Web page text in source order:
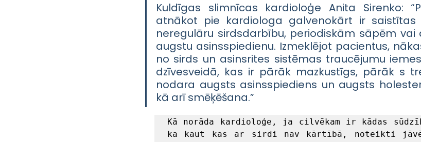
Kuldīgas slimnīcas kardioloģe Anita Sirenko:
atnākot pie kardiologa galvenokārt ir
neregulāru sirdsdarbību, periodiskām sāpēm vai
augstu asinsspiedienu. Izmeklējot pacientus,
no sirds un asinsrites sistēmas traucējumu
dzīvesveidā, kas ir pārāk mazkustīgs, pārāk s
nodara augsts asinsspiediens un augsts
kā arī smēķēšana.”
Kā norāda kardioloģe, ja cilvēkam ir kādas
ka kaut kas ar sirdi nav kārtībā, noteikti